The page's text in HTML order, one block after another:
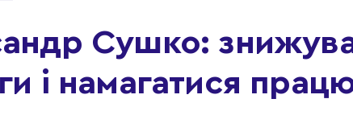
Сушко:
і намагатися